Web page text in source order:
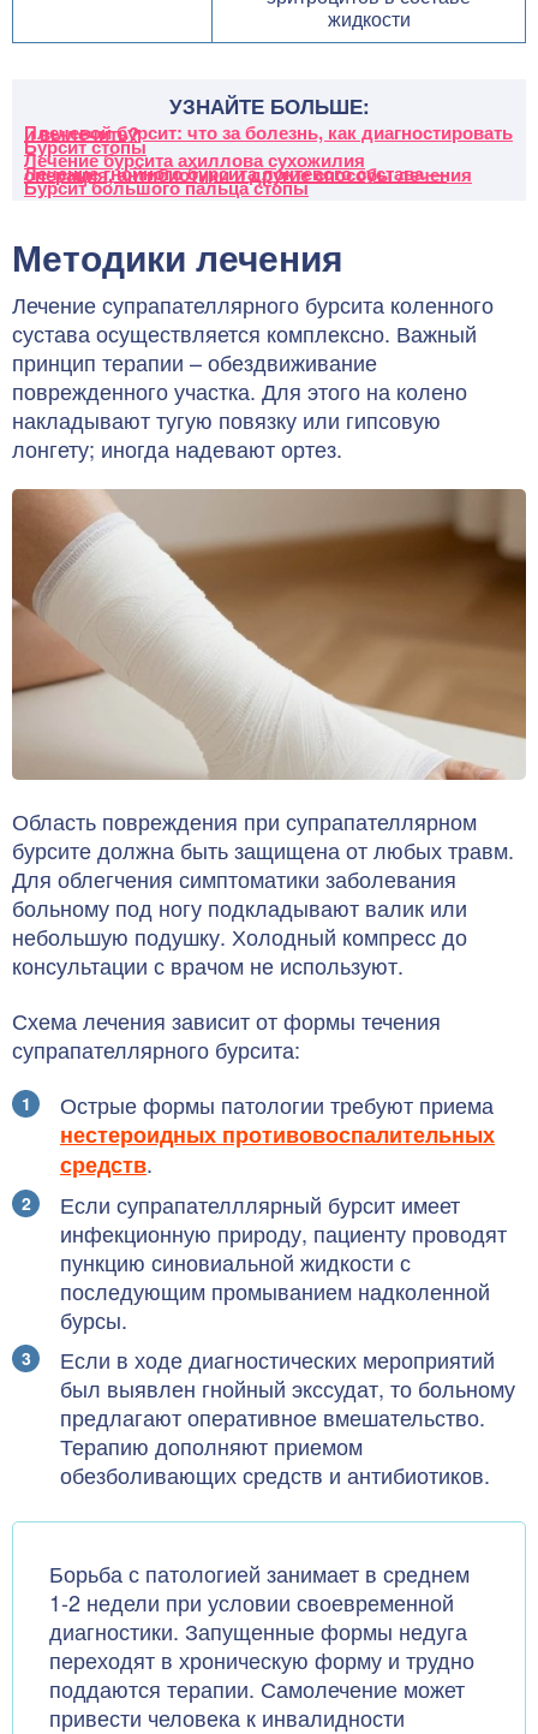
жидкости
УЗНАЙТЕ БОЛЬШЕ:
Плечевой бурсит: что за болезнь, как диагностировать и вылечить?
Бурсит стопы
Лечение бурсита ахиллова сухожилия
Лечение гнойного бурсита локтевого сустава — операция, антибиотики и другие способы лечения
Бурсит большого пальца стопы
Методики лечения
Лечение супрапателлярного бурсита коленного
сустава осуществляется комплексно. Важный
принцип терапии – обездвиживание
поврежденного участка. Для этого на колено
накладывают тугую повязку или гипсовую
лонгету; иногда надевают ортез.
Область повреждения при супрапателлярном
бурсите должна быть защищена от любых травм.
Для облегчения симптоматики заболевания
больному под ногу подкладывают валик или
небольшую подушку. Холодный компресс до
консультации с врачом не используют.
Схема лечения зависит от формы течения
супрапателлярного бурсита:
Острые формы патологии требуют приема
нестероидных противовоспалительных
средств.
Если супрапателллярный бурсит имеет
инфекционную природу, пациенту проводят
пункцию синовиальной жидкости с
последующим промыванием надколенной
бурсы.
Если в ходе диагностических мероприятий
был выявлен гнойный экссудат, то больному
предлагают оперативное вмешательство.
Терапию дополняют приемом
обезболивающих средств и антибиотиков.
Борьба с патологией занимает в среднем
1-2 недели при условии своевременной
диагностики. Запущенные формы недуга
переходят в хроническую форму и трудно
поддаются терапии. Самолечение может
привести человека к инвалидности